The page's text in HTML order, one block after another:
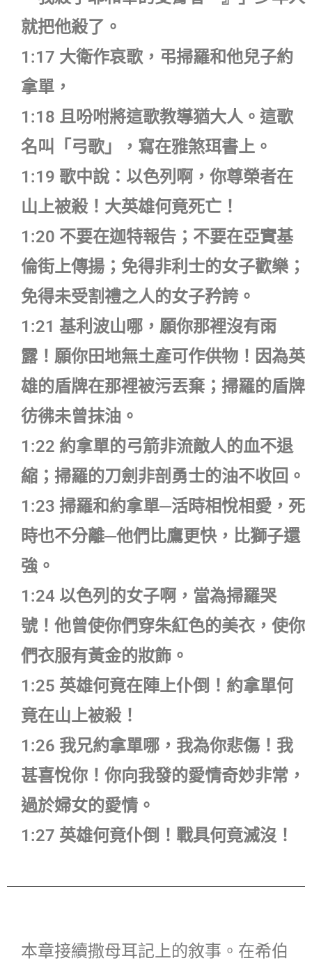
就把他殺了。
1:17 大衛作哀歌，弔掃羅和他兒子約
拿單，
1:18 且吩咐將這歌教導猶大人。這歌
名叫「弓歌」，寫在雅煞珥書上。
1:19 歌中說：以色列啊，你尊榮者在
山上被殺！大英雄何竟死亡！
1:20 不要在迦特報告；不要在亞實基
倫街上傳揚；免得非利士的女子歡樂；
免得未受割禮之人的女子矜誇。
1:21 基利波山哪，願你那裡沒有雨
露！願你田地無土產可作供物！因為英
雄的盾牌在那裡被污丟棄；掃羅的盾牌
彷彿未曾抹油。
1:22 約拿單的弓箭非流敵人的血不退
縮；掃羅的刀劍非剖勇士的油不收回。
1:23 掃羅和約拿單─活時相悅相愛，死
時也不分離─他們比鷹更快，比獅子還
強。
1:24 以色列的女子啊，當為掃羅哭
號！他曾使你們穿朱紅色的美衣，使你
們衣服有黃金的妝飾。
1:25 英雄何竟在陣上仆倒！約拿單何
竟在山上被殺！
1:26 我兄約拿單哪，我為你悲傷！我
甚喜悅你！你向我發的愛情奇妙非常，
過於婦女的愛情。
1:27 英雄何竟仆倒！戰具何竟滅沒！
本章接續撒母耳記上的敘事。在希伯